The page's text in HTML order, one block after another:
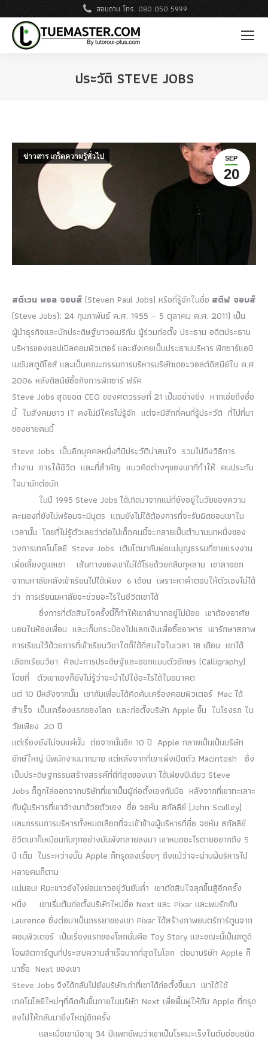
สอบถาม โทร. 080 050 5999
ประวัติ STEVE JOBS
SEP
20
ข่าวสาร เกร็ดความรู้ทั่วไป
สตีเวน พอล จอบส์ (Steven Paul Jobs) หรือที่รู้จักในชื่อ สตีฟ จอบส์
(Steve Jobs); 24 กุมภาพันธ์ ค.ศ. 1955 – 5 ตุลาคม ค.ศ. 2011) เป็น
ผู้นำธุรกิจและนักประดิษฐ์ชาวอเมริกัน ผู้ร่วมก่อตั้ง ประธาน อดีตประธาน
บริหารของแอปเปิลคอมพิวเตอร์ และยังเคยเป็นประธานบริหาร พิกซาร์แอนิ
เมชันสตูดิโอส์ และเป็นคณะกรรมการบริหารบริษัทเดอะวอลต์ดิสนีย์ใน ค.ศ.
2006 หลังดิสนีย์ซื้อกิจการพิกซาร์ ฟรัค
Steve Jobs สุดยอด CEO ของศตวรรษที่ 21 เป็นอย่างยิ่ง หากเอ่ยถึงชื่อ
นี้ ในสังคมชาว IT คงไม่มีใครไม่รู้จัก แต่จะมีสักกี่คนที่รู้ประวัติ ที่ไปที่มา
ของชายคนนี้
Steve Jobs เป็นอีกบุคคลหนึ่งที่มีประวัติน่าสนใจ รวมไปถึงวิธีการ
ทำงาน การใช้ชีวิต และที่สำคัญ แนวคิดต่างๆของเขาที่ทำให้ คนประทับ
ใจมานักต่อนัก
ในปี 1995 Steve Jobs ได้เกิดมาจากแม่ที่ยังอยู่ในวัยของความ
คะนองที่ยังไม่พร้อมจะมีบุตร แถมยังไม่ได้ต้องการที่จะรับผิดชอบเขาใน
เวลานั้น โดยที่ไม่รู้ตัวเลยว่าต่อไปเด็กคนนี้จะกลายเป็นตำนานบทหนึ่งของ
วงการเทคโนโลยี Steve Jobs เติบโตมากับพ่อแม่บุญธรรมที่ขายแรงงาน
เพื่อเลี้ยงดูแลเขา เส้นทางของเขาไม่ได้โรยด้วยกลีบกุหลาบ เขาลาออก
จากมหาลัยหลังเข้าเรียนไปได้เพียง 6 เดือน เพราะหาคำตอบให้ตัวเองไม่ได้
ว่า การเรียนมหาลัยจะช่วยอะไรในชีวิตเขาได้
ซึ่งการที่ตัดสินใจครั้งนี้ก็ทำให้เขาลำบากอยู่ไม่น้อย เขาต้องอาศัย
นอนในห้องเพื่อน และเก็บกระป๋องไปแลกเงินเพื่อซื้ออาหาร เขารักษาสภาพ
การเรียนไว้ด้วยการที่เข้าเรียนวิชาใดก็ได้ที่สนใจในเวลา 18 เดือน เขาได้
เลือกเรียนวิชา ศิลปะการประดิษฐ์และออกแบบตัวอักษร (Calligraphy)
โดยที่ ตัวเขาเองก็ยังไม่รู้ว่าจะนำไปใช้อะไรได้ในอนาคต
แต่ 10 ปีหลังจากนั้น เขากับเพื่อนได้คิดค้นเครื่องคอมพิวเตอร์ Mac ได้
สำเร็จ เป็นเครื่องแรกของโลก และก่อตั้งบริษัท Apple ขึ้น ในโรงรถ ใน
วัยเพียง 20 ปี
แต่เรื่องยังไม่จบแค่นั้น ต่อจากนั้นอีก 10 ปี Apple กลายเป็นเป็นบริษัท
ยักษ์ใหญ่ มีพนักงานมากมาย แต่หลังจากที่เขาเพิ่งเปิดตัว Macintosh ซึ่ง
เป็นประดิษฐกรรมสร้างสรรค์ที่ดีที่สุดของเขา ได้เพียงปีเดียว Steve
Jobs ก็ถูกไล่ออกจากบริษัทที่เขาเป็นผู้ก่อตั้งเองกับมือ หลังจากที่เขาทะเลาะ
กับผู้บริหารที่เขาจ้างมาด้วยตัวเอง ชื่อ จอห์น สกัลลีย์ [John Sculley]
และกรรมการบริหารทั้งหมดเลือกที่จะเข้าข้างผู้บริหารที่ชื่อ จอห์น สกัลลีย์
ชีวิตเขาก็เหมือนกับทุกอย่างมันพังทลายลงมา เขาหมดอะไรตายอยากถึง 5
ปี เต็ม ในระหว่างนั้น Apple ก็ทรุดลงเรื่อยๆ ถึงแม้ว่าจะผ่านผ้บริหารไป
หลายคนก็ตาม
แน่นอน! หิมะขาวยังไงย่อมขาวอยู่วันยันค่ำ เขาตัดสินใจลุกขึ้นสู้อีกครั้ง
หนึ่ง เขาเริ่มต้นก่อตั้งบริษัทใหม่ชื่อ Next และ Pixar และพบรักกับ
Laurence ซึ่งต่อมาเป็นภรรยาของเขา Pixar ได้สร้างภาพยนตร์การ์ตูนจาก
คอมพิวเตอร์ เป็นเรื่องแรกของโลกนั่นคือ Toy Story และขณะนี้เป็นสตูดิ
โอผลิตการ์ตูนที่ประสบความสำเร็จมากที่สุดในโลก ต่อมาบริษัท Apple ก็
มาซื้อ Next ของเขา
Steve Jobs จึงได้กลับไปยังบริษัทเก่าที่เขาได้ก่อตั้งขึ้นมา เขาได้ใช้
เทคโนโลยีใหม่ๆที่คิดค้นขึ้นภายในบริษัท Next เพื่อฟื้นฟูให้กับ Apple ที่ทรุด
ลงไปให้กลับมายิ่งใหญ่อีกครั้ง
และเมื่อเขามีอายุ 34 ปีแพทย์พบว่าเขาเป็นโรคมะเร็งในตับอ่อนชนิด